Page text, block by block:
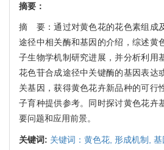
摘要：
摘 要：通过对黄色花的花色素组成
途径中相关酶和基因的介绍，综述黄
子生物学机制研究进展，并分析利用
花色苷合成途径中关键酶的基因表达
关基因，获得黄色花卉新品种的可行
子育种提供参考。同时探讨黄色花卉
要问题和应用前景。
关键词: 关键词：黄色花, 形成机制, 基